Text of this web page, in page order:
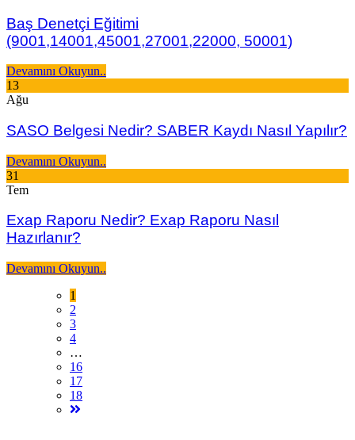
Baş Denetçi Eğitimi
(9001,14001,45001,27001,22000, 50001)
Devamını Okuyun..
13
Ağu
SASO Belgesi Nedir? SABER Kaydı Nasıl Yapılır?
Devamını Okuyun..
31
Tem
Exap Raporu Nedir? Exap Raporu Nasıl
Hazırlanır?
Devamını Okuyun..
1
2
3
4
…
16
17
18